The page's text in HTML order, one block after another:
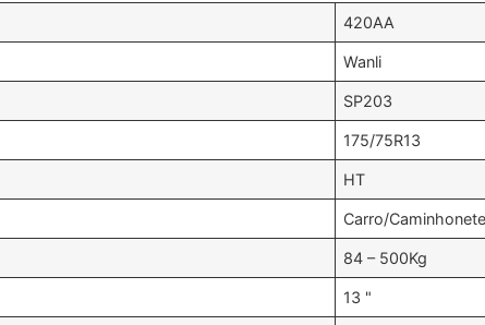
420AA
Wanli
SP203
175/75R13
HT
Carro/
84 – 500Kg
13 "